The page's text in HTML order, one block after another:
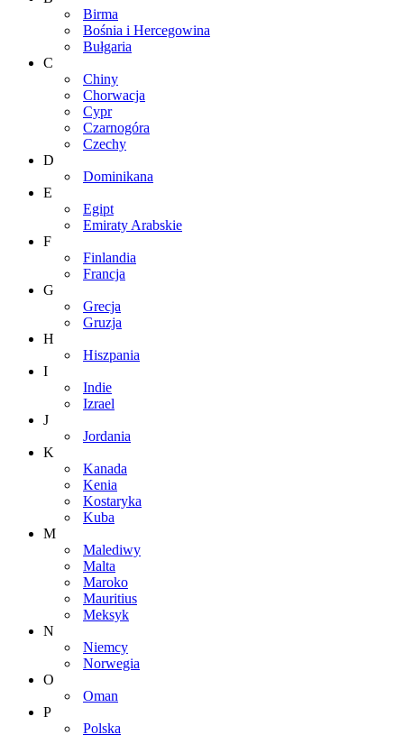
Birma
Bośnia i Hercegowina
Bułgaria
C
Chiny
Chorwacja
Cypr
Czarnogóra
Czechy
D
Dominikana
E
Egipt
Emiraty Arabskie
F
Finlandia
Francja
G
Grecja
Gruzja
H
Hiszpania
I
Indie
Izrael
J
Jordania
K
Kanada
Kenia
Kostaryka
Kuba
M
Malediwy
Malta
Maroko
Mauritius
Meksyk
N
Niemcy
Norwegia
O
Oman
P
Polska